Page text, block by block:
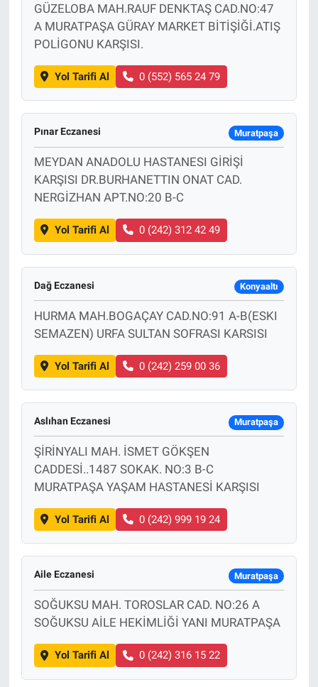
GÜZELOBA MAH.RAUF DENKTAŞ CAD.NO:47
A MURATPAŞA GÜRAY MARKET BİTİŞİĞİ.ATIŞ
POLİGONU KARŞISI.
Yol Tarifi Al 0 (552) 565 24 79
Pınar Eczanesi Muratpaşa
MEYDAN ANADOLU HASTANESI GİRİŞİ
KARŞISI DR.BURHANETTIN ONAT CAD.
NERGİZHAN APT.NO:20 B-C
Yol Tarifi Al 0 (242) 312 42 49
Dağ Eczanesi Konyaaltı
HURMA MAH.BOGAÇAY CAD.NO:91 A-B(ESKI
SEMAZEN) URFA SULTAN SOFRASI KARSISI
Yol Tarifi Al 0 (242) 259 00 36
Aslıhan Eczanesi Muratpaşa
ŞİRİNYALI MAH. İSMET GÖKŞEN
CADDESİ..1487 SOKAK. NO:3 B-C
MURATPAŞA YAŞAM HASTANESİ KARŞISI
Yol Tarifi Al 0 (242) 999 19 24
Aile Eczanesi Muratpaşa
SOĞUKSU MAH. TOROSLAR CAD. NO:26 A
SOĞUKSU AİLE HEKİMLİĞİ YANI MURATPAŞA
Yol Tarifi Al 0 (242) 316 15 22